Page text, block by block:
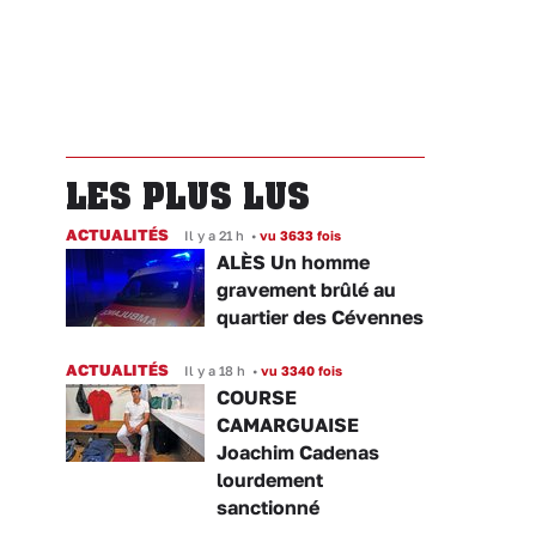
LES PLUS LUS
ACTUALITÉS Il y a 21 h • vu 3633 fois
ALÈS Un homme
gravement brûlé au
quartier des Cévennes
ACTUALITÉS Il y a 18 h • vu 3340 fois
COURSE
CAMARGUAISE
Joachim Cadenas
lourdement
sanctionné